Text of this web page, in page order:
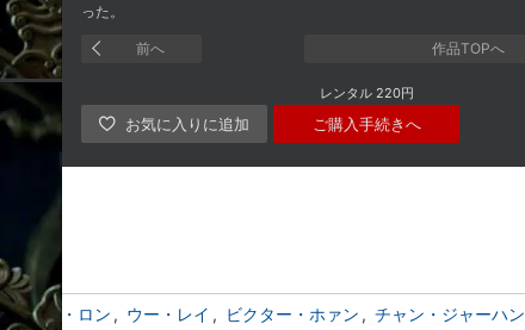
った。
前へ 作品TOPへ
レンタル 220円
ご購入手続きへ
チェン・ロン ウー・レイ ビクター・ホァン
チャン・ジャーハン